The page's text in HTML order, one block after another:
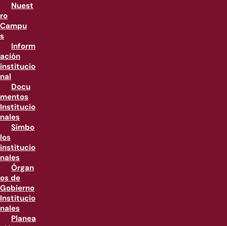
Nuest
ro
Campu
s
Inform
ación
institucio
nal
Docu
mentos
Institucio
nales
Símbo
los
institucio
nales
Órgan
os de
Gobierno
Institucio
nales
Planea